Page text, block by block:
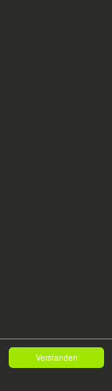
Verstanden